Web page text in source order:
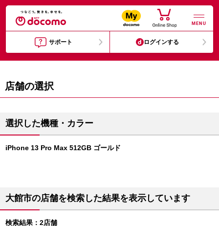
MENU
サポート ログインする
店舗の選択
選択した機種・カラー
iPhone 13 Pro Max 512GB ゴールド
大館市の店舗を検索した結果を表示しています
検索結果：2店舗